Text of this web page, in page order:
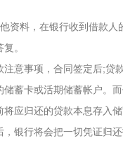
资料，在银行收到借款人
。
注意事项，合同签定后;贷
储蓄卡或活期储蓄帐户。
将应归还的贷款本息存入
银行将会把一切凭证归